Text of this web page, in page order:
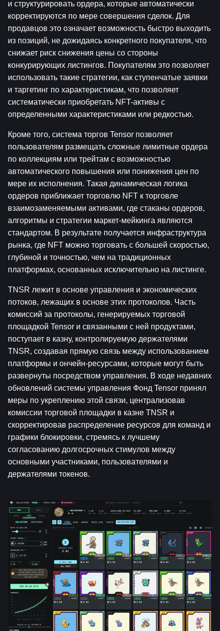
и структурировать ордера, которые автоматически
корректируются по мере совершения сделок. Для
продавцов это означает возможность быстро выходить
из позиций, не дожидаясь конкретного покупателя, что
снижает риск снижения цены со стороны
конкурирующих листингов. Покупателям это позволяет
использовать такие стратегии, как ступенчатые заявки
и таргетинг по характеристикам, что позволяет
систематически приобретать NFT-активы с
определенными характеристиками или редкостью.
Кроме того, система торгов Tensor позволяет
пользователям размещать сложные лимитные ордера
по коллекциям или трейтам с возможностью
автоматического повышения или понижения цен по
мере их исполнения. Такая динамическая логика
ордеров приближает торговлю NFT к торговле
взаимозаменяемыми активами, где стаканы ордеров,
алгоритмы и стратегии маркет-мейкинга являются
стандартом. В результате получается инфраструктура
рынка, где NFT можно торговать с большей скоростью,
глубиной и точностью, чем на традиционных
платформах, основанных исключительно на листинге.
TNSR лежит в основе управления и экономических
потоков, лежащих в основе этих протоколов. Часть
комиссий за протоколы, генерируемых торговой
площадкой Tensor и связанными с ней продуктами,
поступает в казну, контролируемую держателями
TNSR, создавая прямую связь между использованием
платформы и ончейн-ресурсами, которые могут быть
развернуты посредством управления. В ходе недавних
обновлений системы управления Фонд Tensor принял
меры по укреплению этой связи, централизовав
комиссии торговой площадки в казне TNSR и
скорректировав распределение ресурсов для команд и
графики блокировки, стремясь к лучшему
согласованию долгосрочных стимулов между
основными участниками, пользователями и
держателями токенов.